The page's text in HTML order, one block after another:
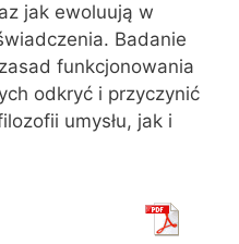
jak ewoluują w
Badanie
funkcjonowania
odkryć i przyczynić
umysłu, jak i